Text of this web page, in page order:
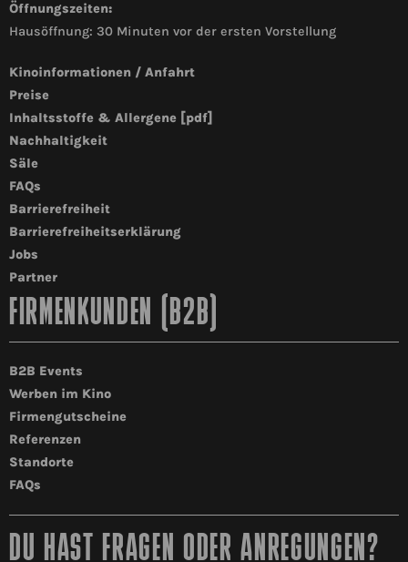
Öffnungszeiten:
Hausöffnung: 30 Minuten vor der ersten Vorstellung
Kinoinformationen / Anfahrt
Preise
Inhaltsstoffe & Allergene [pdf]
Nachhaltigkeit
Säle
FAQs
Barrierefreiheit
Barrierefreiheitserklärung
Jobs
Partner
FIRMENKUNDEN (B2B)
B2B Events
Werben im Kino
Firmengutscheine
Referenzen
Standorte
FAQs
DU HAST FRAGEN ODER ANREGUNGEN?